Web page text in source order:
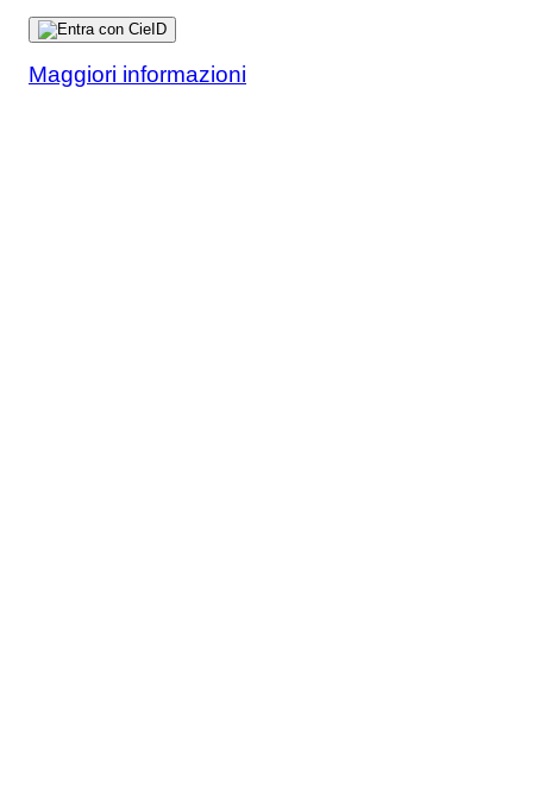
Maggiori informazioni